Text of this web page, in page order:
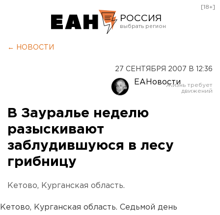
РОССИЯ
Оренбург
[18+]
← НОВОСТИ
27 СЕНТЯБРЯ 2007 В 12:36
ЕАНовости
В Зауралье неделю
разыскивают
заблудившуюся в лесу
грибницу
Кетово, Курганская область.
Кетово, Курганская область. Седьмой день